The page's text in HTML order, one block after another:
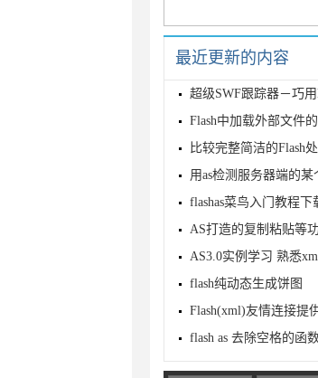
最近更新的内容
Flash中加载外部文件
flashas菜鸟入门教程下
AS打造的复制粘贴等
AS3.0实例学习 熟悉
flash纯动态生成饼图
Flash(xml)友情连接提
flash as 去除空格的函